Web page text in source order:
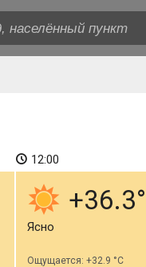
12:00
+36.3
Ясно
Ощущается: +32.9 °C